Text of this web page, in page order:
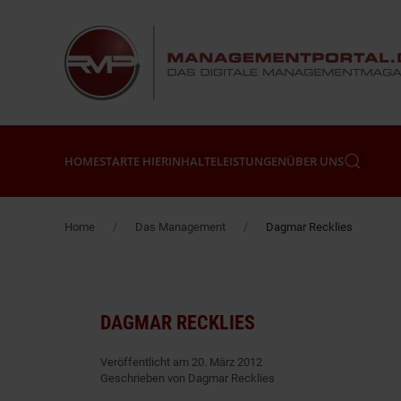
Zum Hauptinhalt springen
HOMESTARTE HIERINHALTELEISTUNGENÜBER UNS
Home Das Management Dagmar Recklies
DAGMAR RECKLIES
Veröffentlicht am 20. März 2012
Geschrieben von Dagmar Recklies